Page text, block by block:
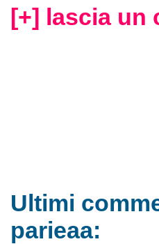
[+] lascia un
Ultimi
parieaa: